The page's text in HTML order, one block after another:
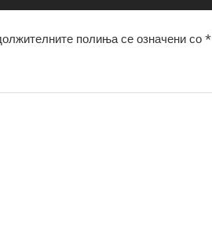
полиња се означени со*